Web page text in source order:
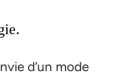
d’un mode